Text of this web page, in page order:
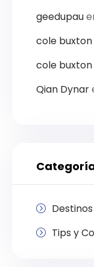
geedupau
cole buxton
cole buxton
Qian Dynar
Destinos
Tips y